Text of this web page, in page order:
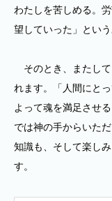
わたしを苦しめる。
望していった」とい
そのとき、またし
れます。「人間にと
よって魂を満足させ
では神の手からいた
知識も、そして楽し
す。